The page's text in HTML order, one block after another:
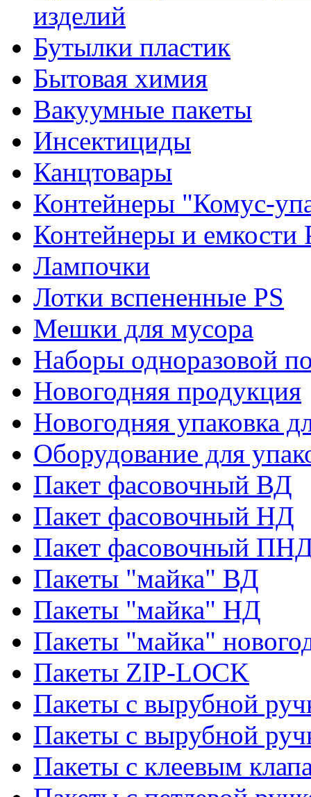
изделий
Бутылки пластик
Бытовая химия
Вакуумные пакеты
Инсектициды
Канцтовары
Контейнеры "Комус-
Контейнеры и емкости
Лампочки
Лотки вспененные PS
Мешки для мусора
Наборы одноразовой
Новогодняя продукция
Новогодняя упаковка
Оборудование для
Пакет фасовочный ВД
Пакет фасовочный НД
Пакет фасовочный
Пакеты "майка" ВД
Пакеты "майка" НД
Пакеты "майка"
Пакеты ZIP-LOCK
Пакеты с вырубной
Пакеты с вырубной
Пакеты с клеевым